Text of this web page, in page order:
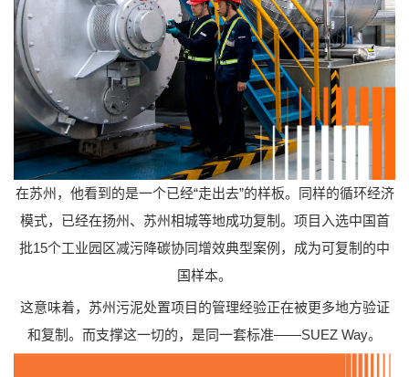
在苏州，他看到的是一个已经“走出去”的样板。同样的循环经济
模式，已经在扬州、苏州相城等地成功复制。项目入选中国首
批15个工业园区减污降碳协同增效典型案例，成为可复制的中
国样本。
这意味着，苏州污泥处置项目的管理经验正在被更多地方验证
和复制。而支撑这一切的，是同一套标准——SUEZ Way。